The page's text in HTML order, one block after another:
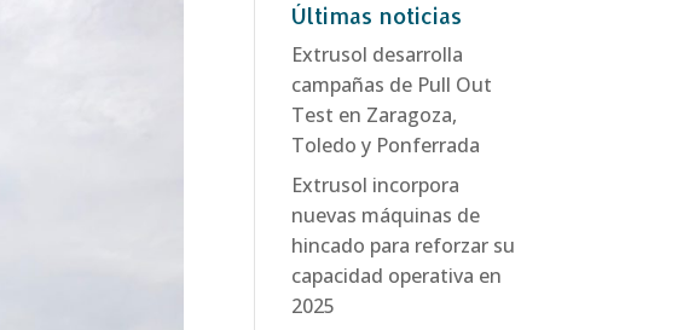
Últimas noticias
Extrusol desarrolla
campañas de Pull Out
Test en Zaragoza,
Toledo y Ponferrada
Extrusol incorpora
nuevas máquinas de
hincado para reforzar su
capacidad operativa en
2025